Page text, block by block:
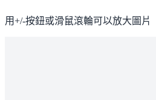
用+/-按鈕或滑鼠滾輪可以放大圖片